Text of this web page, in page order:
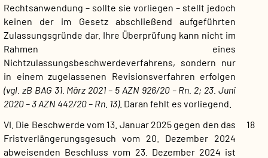
Rechtsanwendung – sollte sie vorliegen – stellt jedoch
keinen der im Gesetz abschließend aufgeführten
Zulassungsgründe dar. Ihre Überprüfung kann nicht im
Rahmen eines
Nichtzulassungsbeschwerdeverfahrens, sondern nur
in einem zugelassenen Revisionsverfahren erfolgen
(vgl. zB BAG 31. März 2021 – 5 AZN 926/20 – Rn. 2; 23. Juni
2020 – 3 AZN 442/20 – Rn. 13). Daran fehlt es vorliegend.
18
VI. Die Beschwerde vom 13. Januar 2025 gegen den das
Fristverlängerungsgesuch vom 20. Dezember 2024
abweisenden Beschluss vom 23. Dezember 2024 ist